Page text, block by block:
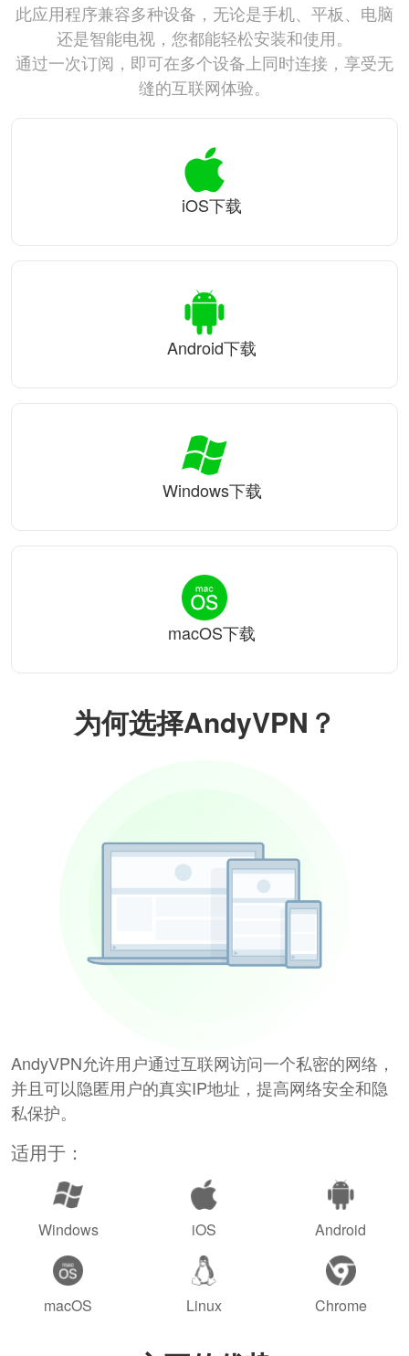
为何选择AndyVPN？
AndyVPN允许用户通过互联网访问一个私密的网络，
并且可以隐匿用户的真实IP地址，提高网络安全和隐
私保护。
适用于：
Windows iOS Android
macOS Linux Chrome
此应用程序兼容多种设备，无论是手机、平板、电脑
还是智能电视，您都能轻松安装和使用。
通过一次订阅，即可在多个设备上同时连接，享受无
缝的互联网体验。
iOS下载
Android下载
Windows下载
macOS下载